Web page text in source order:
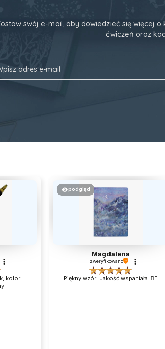
swój e-mail, aby dowiedzieć się więcej
ćwiczeń oraz
kolor
podgląd
Magdalena
zweryfikowano
Piękny wzór! Jakość wspaniała. 👌🏻